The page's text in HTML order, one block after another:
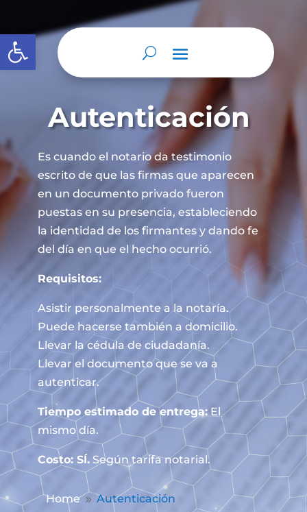
Abrir barra de herramientas
Autenticación
Es cuando el notario da testimonio
escrito de que las firmas que aparecen
en un documento privado fueron
puestas en su presencia, estableciendo
la identidad de los firmantes y dando fe
del día en que el hecho ocurrió.
Requisitos:
Asistir personalmente a la notaría.
Puede hacerse también a domicilio.
Llevar la cédula de ciudadanía.
Llevar el documento que se va a
autenticar.
Tiempo estimado de entrega:El
mismo día.
Costo: SÍ.Según tarifa notarial.
Home 9 Autenticación